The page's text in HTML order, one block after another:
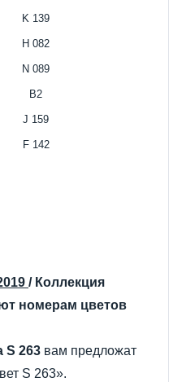
K 139
H 082
N 089
B2
J 159
F 142
/ Коллекция
номерам цветов
S 263 вам предложат
S 263».